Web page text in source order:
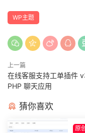
WP主题
上一篇
在线客服支持工单插件
PHP 聊天应用
猜你喜欢
原